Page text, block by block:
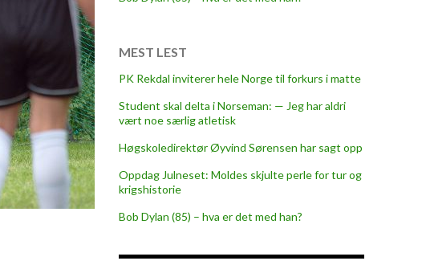
MEST LEST
PK Rekdal inviterer hele Norge til forkurs i matte
Student skal delta i Norseman: — Jeg har aldri
vært noe særlig atletisk
Høgskoledirektør Øyvind Sørensen har sagt opp
Oppdag Julneset: Moldes skjulte perle for tur og
krigshistorie
Bob Dylan (85) – hva er det med han?